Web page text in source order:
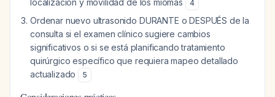
localización y movilidad de los miomas 4
Ordenar nuevo ultrasonido DURANTE o DESPUÉS de la
consulta si el examen clínico sugiere cambios
significativos o si se está planificando tratamiento
quirúrgico específico que requiera mapeo detallado
actualizado
5